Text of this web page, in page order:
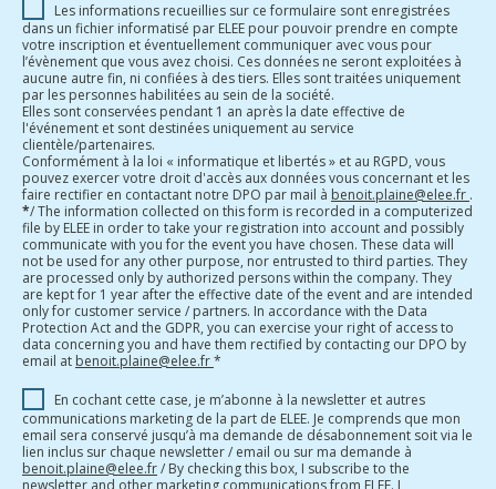
Les informations recueillies sur ce formulaire sont enregistrées
dans un fichier informatisé par ELEE pour pouvoir prendre en compte
votre inscription et éventuellement communiquer avec vous pour
l’évènement que vous avez choisi. Ces données ne seront exploitées à
aucune autre fin, ni confiées à des tiers. Elles sont traitées uniquement
par les personnes habilitées au sein de la société.
Elles sont conservées pendant 1 an après la date effective de
l'événement et sont destinées uniquement au service
clientèle/partenaires.
Conformément à la loi « informatique et libertés » et au RGPD, vous
pouvez exercer votre droit d'accès aux données vous concernant et les
faire rectifier en contactant notre DPO par mail à benoit.plaine@elee.fr .
*/ The information collected on this form is recorded in a computerized
file by ELEE in order to take your registration into account and possibly
communicate with you for the event you have chosen. These data will
not be used for any other purpose, nor entrusted to third parties. They
are processed only by authorized persons within the company. They
are kept for 1 year after the effective date of the event and are intended
only for customer service / partners. In accordance with the Data
Protection Act and the GDPR, you can exercise your right of access to
data concerning you and have them rectified by contacting our DPO by
email at benoit.plaine@elee.fr*
En cochant cette case, je m’abonne à la newsletter et autres
communications marketing de la part de ELEE. Je comprends que mon
email sera conservé jusqu’à ma demande de désabonnement soit via le
lien inclus sur chaque newsletter / email ou sur ma demande à
benoit.plaine@elee.fr/ By checking this box, I subscribe to the
newsletter and other marketing communications from ELEE. I